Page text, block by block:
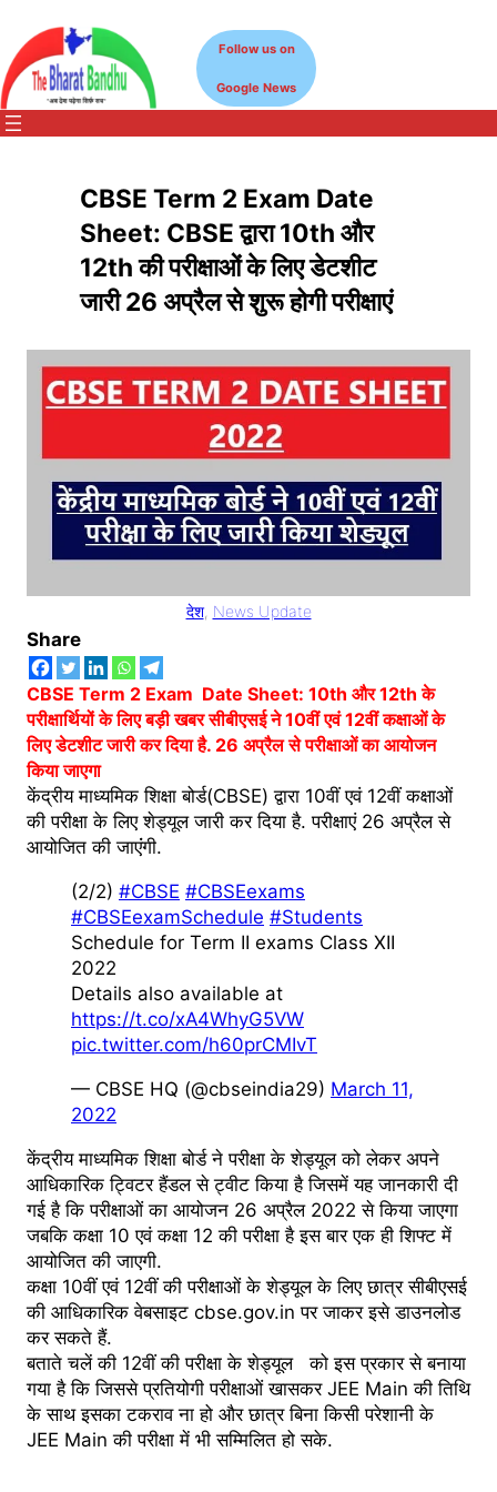
content
Follow us on
Google News
CBSE Term 2 Exam Date
Sheet: CBSE द्वारा 10th और
12th की परीक्षाओं के लिए डेटशीट
जारी 26 अप्रैल से शुरू होगी परीक्षाएं
देश, News Update
Share
CBSE Term 2 Exam Date Sheet: 10th और 12th के
परीक्षार्थियों के लिए बड़ी खबर सीबीएसई ने 10वीं एवं 12वीं कक्षाओं के
लिए डेटशीट जारी कर दिया है. 26 अप्रैल से परीक्षाओं का आयोजन
किया जाएगा
केंद्रीय माध्यमिक शिक्षा बोर्ड(CBSE) द्वारा 10वीं एवं 12वीं कक्षाओं
की परीक्षा के लिए शेड्यूल जारी कर दिया है. परीक्षाएं 26 अप्रैल से
आयोजित की जाएंंगी.
(2/2) #CBSE #CBSEexams
#CBSEexamSchedule #Students
Schedule for Term II exams Class XII
2022
Details also available at
https://t.co/xA4WhyG5VW
pic.twitter.com/h60prCMIvT
— CBSE HQ (@cbseindia29) March 11,
2022
केंद्रीय माध्यमिक शिक्षा बोर्ड ने परीक्षा के शेड्यूल को लेकर अपने
आधिकारिक ट्विटर हैंडल से ट्वीट किया है जिसमें यह जानकारी दी
गई है कि परीक्षाओं का आयोजन 26 अप्रैल 2022 से किया जाएगा
जबकि कक्षा 10 एवं कक्षा 12 की परीक्षा है इस बार एक ही शिफ्ट में
आयोजित की जाएगी.
कक्षा 10वीं एवं 12वीं की परीक्षाओं के शेड्यूल के लिए छात्र सीबीएसई
की आधिकारिक वेबसाइट cbse.gov.in पर जाकर इसे डाउनलोड
कर सकते हैं.
बताते चलें की 12वीं की परीक्षा के शेड्यूल को इस प्रकार से बनाया
गया है कि जिससे प्रतियोगी परीक्षाओं खासकर JEE Main की तिथि
के साथ इसका टकराव ना हो और छात्र बिना किसी परेशानी के
JEE Main की परीक्षा में भी सम्मिलित हो सके.